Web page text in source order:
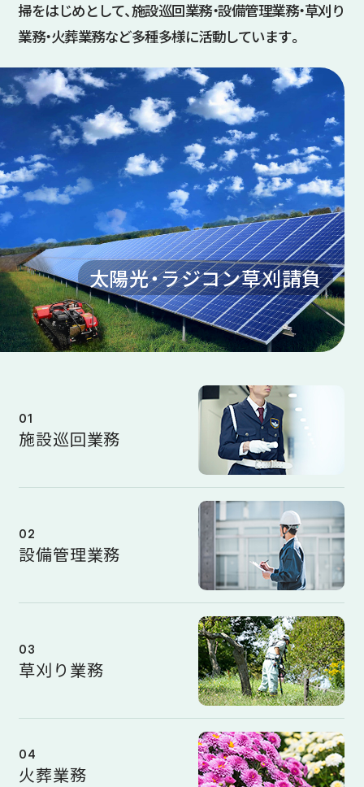
掃をはじめとして、施設巡回業務・設備管理業務・草刈り
業務・火葬業務など多種多様に活動しています。
太陽光・ラジコン草刈請負
01
施設巡回業務
02
設備管理業務
03
草刈り業務
04
火葬業務